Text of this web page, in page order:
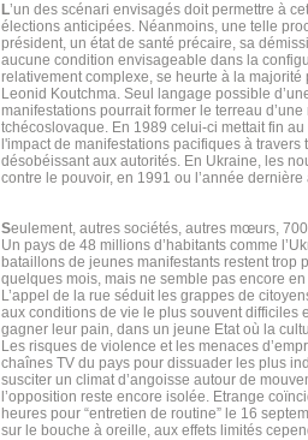
L’un des scénari envisagés doit permettre à
élections anticipées. Néanmoins, une telle
président, un état de santé précaire, sa
aucune condition envisageable dans la
relativement complexe, se heurte à la
Leonid Koutchma. Seul langage possible
manifestations pourrait former le terreau
tchécoslovaque. En 1989 celui-ci mettait fin
l'impact de manifestations pacifiques à
désobéissant aux autorités. En Ukraine, les
contre le pouvoir, en 1991 ou l’année
Seulement, autres sociétés, autres mœurs,
Un pays de 48 millions d’habitants comme
bataillons de jeunes manifestants restent
quelques mois, mais ne semble pas encore
L’appel de la rue séduit les grappes de
aux conditions de vie le plus souvent difficiles
gagner leur pain, dans un jeune Etat où la
Les risques de violence et les menaces
chaînes TV du pays pour dissuader les plus
susciter un climat d’angoisse autour de
l’opposition reste encore isolée. Etrange
heures pour “entretien de routine” le 16
sur le bouche à oreille, aux effets limités